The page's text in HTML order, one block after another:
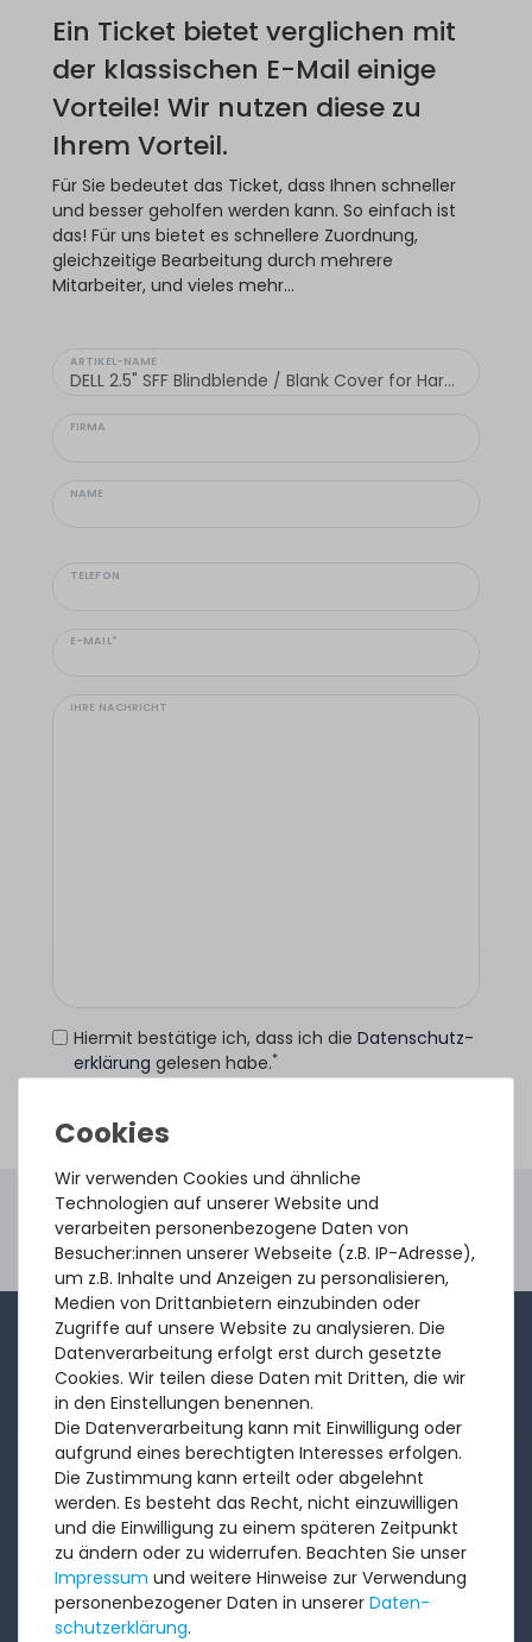
Ein Ticket bietet verglichen mit
der klassischen E-Mail einige
Vorteile! Wir nutzen diese zu
Ihrem Vorteil.
Für Sie bedeutet das Ticket, dass Ihnen schneller
und besser geholfen werden kann. So einfach ist
das! Für uns bietet es schnellere Zuordnung,
gleichzeitige Bearbeitung durch mehrere
Mitarbeiter, und vieles mehr...
ARTIKEL-NAME
FIRMA
NAME
TELEFON
E-MAIL*
IHRE NACHRICHT
Hiermit bestätige ich, dass ich die Daten­schutz­
erklärung gelesen habe.*
4.96 /5.00aus8.500Bewertungen
Gebraucht. Geprüft. Geliefert.
1-2x im Monat sendet André aus dem Vertriebsteam
eine kurze, knackige Mail mit Angeboten, neu
eingetroffenen Produkten und Informationen, die Sie
interessieren könnten. Probieren Sie's!
Abonnieren
Ich möchte Ihren Newsletter erhalten und akzeptiere
dieDatenschutzerklärung.
Wir verwenden Cookies und ähnliche
Technologien auf unserer Website und
verarbeiten personenbezogene Daten von
Besucher:innen unserer Webseite (z.B. IP-Adresse),
um z.B. Inhalte und Anzeigen zu personalisieren,
Medien von Drittanbietern einzubinden oder
Zugriffe auf unsere Website zu analysieren. Die
Datenverarbeitung erfolgt erst durch gesetzte
Cookies. Wir teilen diese Daten mit Dritten, die wir
in den Einstellungen benennen.
Die Datenverarbeitung kann mit Einwilligung oder
aufgrund eines berechtigten Interesses erfolgen.
Die Zustimmung kann erteilt oder abgelehnt
werden. Es besteht das Recht, nicht einzuwilligen
und die Einwilligung zu einem späteren Zeitpunkt
zu ändern oder zu widerrufen. Beachten Sie unser
Impressum und weitere Hinweise zur Verwendung
personenbezogener Daten in unserer Daten­
schutz­erklärung.